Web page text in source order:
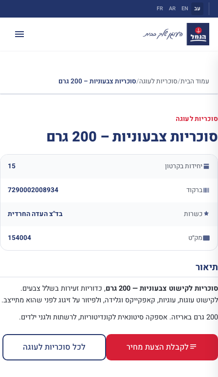
לתוכן
עב EN
AR
FR
עמוד הבית/סוכריות לעוגה/סוכריות צבעוניות – 200 גרם
סוכריות לעוגה
סוכריות צבעוניות – 200 גרם
יחידות בקרטון 15
ברקוד 7290002008934
כשרות בד"צ העדה החרדית
מק״ט 154004
תיאור
סוכריות לקישוט צבעוניות — 200 גרם
, כדוריות זעירות בשלל צבעים.
לקישוט עוגות, עוגיות, קאפקייקס וגלידה, ולפיזור על זיגוג לפני שהוא מתייצב.
200 גרם באריזה. אספקה סיטונאית לקונדיטוריות, לרשתות ולגני ילדים.
לקבלת הצעת מחיר לכל סוכריות לעוגה